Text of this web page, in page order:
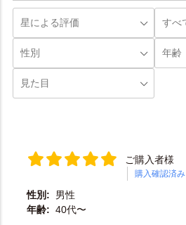
ご購入者様
購入確認済み
性別:
男性
年齢: 40代〜